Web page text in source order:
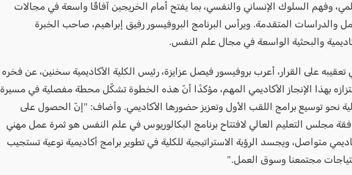
وفهم السلوك الإنساني والنفسي، بما يفتح أمام الخريجين آفاقًا واسعة في مجالات
والدراسات المتقدمة. ويرأس البرنامج البروفيسور رفيق إبراهيم، صاحب الخبرة
والبحثية الواسعة في مجال علم النفس.
تعقيبه على القرار، أعرب بروفيسور فيصل عزايزة، رئيس الكلية الأكاديمية سخنين، عن فخره
بهذا الإنجاز الأكاديمي المهم، مؤكدًا أنّ هذه الخطوة تشكّل محطة مفصلية في مسيرة
نحو توسيع برامج اللقب الأول وتعزيز حضورها الأكاديمي. وأضاف: "إنّ الحصول على
مجلس التعليم العالي لافتتاح برنامج البكالوريوس في علم النفس هو ثمرة عمل مهني
متواصل، ويجسد الرؤية الاستراتيجية للكلية في تطوير برامج أكاديمية نوعية تستجيب
مجتمعنا وسوق العمل."